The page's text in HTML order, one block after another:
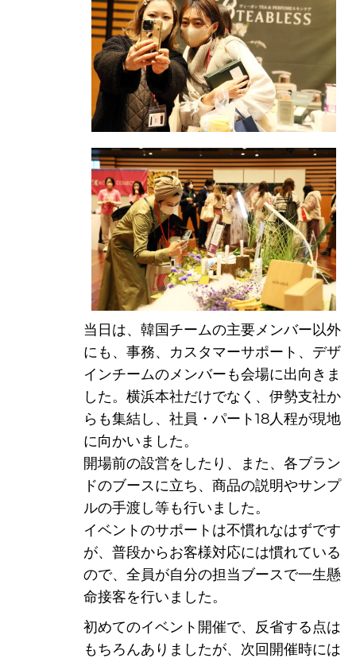
I-
モン
原石
当日は、韓国チームの主要メンバー以外
にも、事務、カスタマーサポート、デザ
インチームのメンバーも会場に出向きま
した。横浜本社だけでなく、伊勢支社か
らも集結し、社員・パート18人程が現地
に向かいました。
開場前の設営をしたり、また、各ブラン
ドのブースに立ち、商品の説明やサンプ
ルの手渡し等も行いました。
イベントのサポートは不慣れなはずです
が、普段からお客様対応には慣れている
ので、全員が自分の担当ブースで一生懸
命接客を行いました。
初めてのイベント開催で、反省する点は
もちろんありましたが、次回開催時には